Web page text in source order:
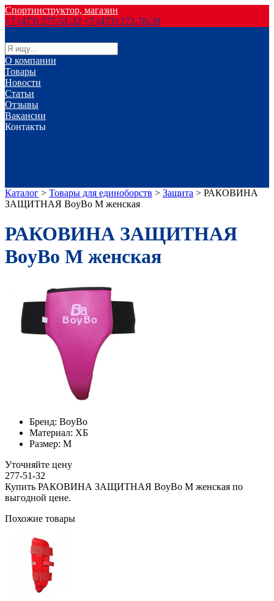
Спортинструктор, магазин
+7 (473) 277-51-32 +7 (473) 272-78-39
О компании
Товары
Новости
Статьи
Отзывы
Вакансии
Контакты
Каталог > Товары для единоборств > Защита > РАКОВИНА
ЗАЩИТНАЯ BoyBo M женская
РАКОВИНА ЗАЩИТНАЯ
BoyBo M женская
Бренд: BoyBo
Материал: ХБ
Размер: M
Уточняйте цену
277-51-32
Купить РАКОВИНА ЗАЩИТНАЯ BoyBo M женская по
выгодной цене.
Похожие товары